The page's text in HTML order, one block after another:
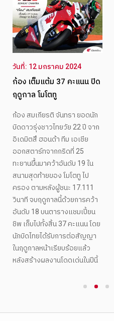
วันที่: 12 มกราคม 2024
ก้อง เต็มแต้ม 37 คะแนน ปิด
ฤดูกาล โมโตทู
ก้อง สมเกียรติ จันทรา ยอดนัก
บิดดาวรุ่งชาวไทยวัย 22 ปี จาก
อิเดมิตสึ ฮอนด้า ทีม เอเชีย
ออกสตาร์ทจากกริดที่ 25
ทะยานขึ้นมาคว้าอันดับ 19 ใน
สนามสุดท้ายของ โมโตทู ไป
ครอง ตามหลังผู้ชนะ 17.111
วินาที จบฤดูกาลนี้ด้วยการคว้า
อันดับ 18 บนตารางแชมเปี้ยน
ชิพ เก็บไปทั้งสิ้น 37 คะแนน โดย
นักบิดไทยได้รับการต่อสัญญา
ในฤดูกาลหน้าเรียบร้อยแล้ว
หลังสร้างผลงานโดดเด่นในปีนี้
3 4 5